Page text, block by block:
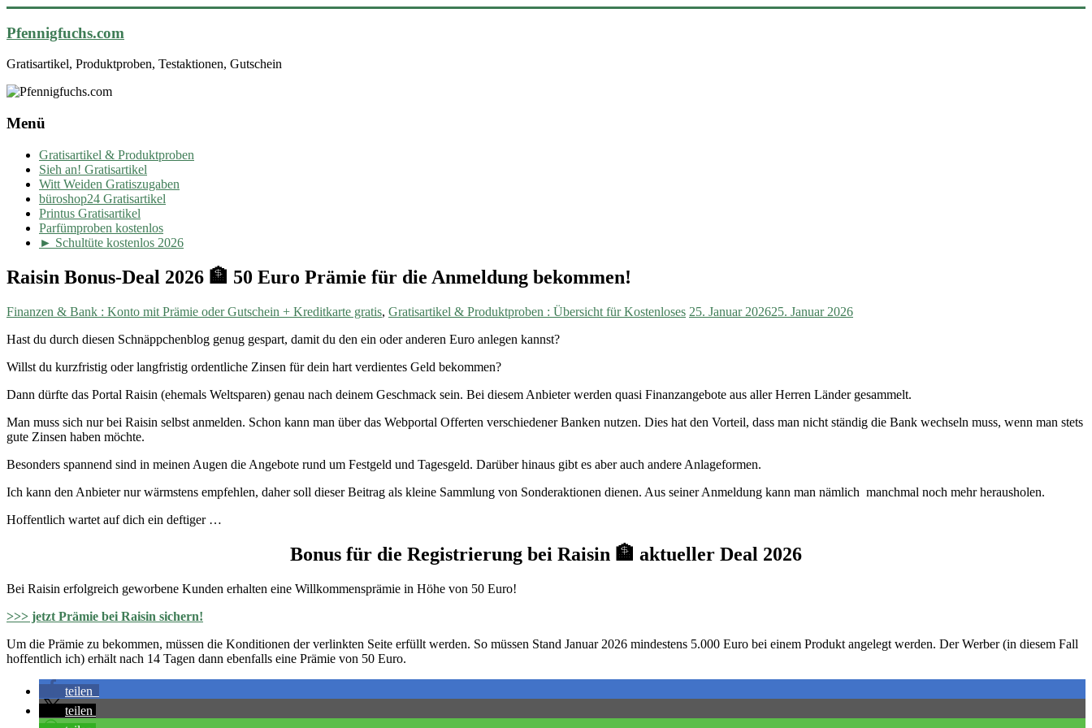
Pfennigfuchs.com
Gratisartikel, Produktproben, Testaktionen, Gutschein
Menü
Gratisartikel & Produktproben
Sieh an! Gratisartikel
Witt Weiden Gratiszugaben
büroshop24 Gratisartikel
Printus Gratisartikel
Parfümproben kostenlos
► Schultüte kostenlos 2026
Raisin Bonus-Deal 2026 🏦 50 Euro Prämie für die Anmeldung bekommen!
Finanzen & Bank : Konto mit Prämie oder Gutschein + Kreditkarte gratis, Gratisartikel & Produktproben : Übersicht für Kostenloses 25. Januar 202625. Januar 2026
Hast du durch diesen Schnäppchenblog genug gespart, damit du den ein oder anderen Euro anlegen kannst?
Willst du kurzfristig oder langfristig ordentliche Zinsen für dein hart verdientes Geld bekommen?
Dann dürfte das Portal Raisin (ehemals Weltsparen) genau nach deinem Geschmack sein. Bei diesem Anbieter werden quasi Finanzangebote aus aller Herren Länder gesammelt.
Man muss sich nur bei Raisin selbst anmelden. Schon kann man über das Webportal Offerten verschiedener Banken nutzen. Dies hat den Vorteil, dass man nicht ständig die Bank wechseln muss, wenn man stets
gute Zinsen haben möchte.
Besonders spannend sind in meinen Augen die Angebote rund um Festgeld und Tagesgeld. Darüber hinaus gibt es aber auch andere Anlageformen.
Ich kann den Anbieter nur wärmstens empfehlen, daher soll dieser Beitrag als kleine Sammlung von Sonderaktionen dienen. Aus seiner Anmeldung kann man nämlich manchmal noch mehr herausholen.
Hoffentlich wartet auf dich ein deftiger …
Bonus für die Registrierung bei Raisin 🏦 aktueller Deal 2026
Bei Raisin erfolgreich geworbene Kunden erhalten eine Willkommensprämie in Höhe von 50 Euro!
>>> jetzt Prämie bei Raisin sichern!
Um die Prämie zu bekommen, müssen die Konditionen der verlinkten Seite erfüllt werden. So müssen Stand Januar 2026 mindestens 5.000 Euro bei einem Produkt angelegt werden. Der Werber (in diesem Fall
hoffentlich ich) erhält nach 14 Tagen dann ebenfalls eine Prämie von 50 Euro.
teilen
teilen